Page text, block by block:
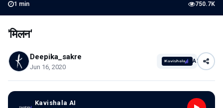
1 min 750.7K
'मिलन'
Deepika_sakre
Jun 16, 2020
AI
Kavishala AI